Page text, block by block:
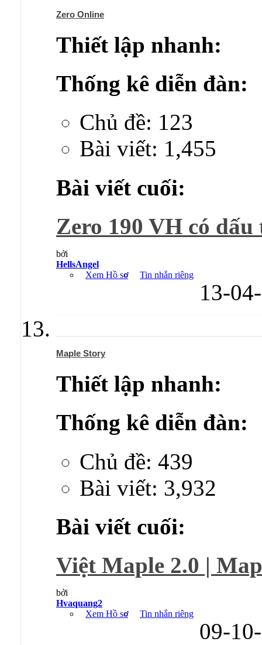
Zero Online
Thiết lập nhanh:
Thống kê diễn đàn:
Chủ đề: 123
Bài viết: 1,455
Bài viết cuối:
Zero 190 VH có dấu
bởi
HellsAngel
Xem Hồ sơ
Tin nhắn riêng
13-
Maple Story
Thiết lập nhanh:
Thống kê diễn đàn:
Chủ đề: 439
Bài viết: 3,932
Bài viết cuối:
Việt Maple 2.0 |
bởi
Hvaquang2
Xem Hồ sơ
Tin nhắn riêng
09-